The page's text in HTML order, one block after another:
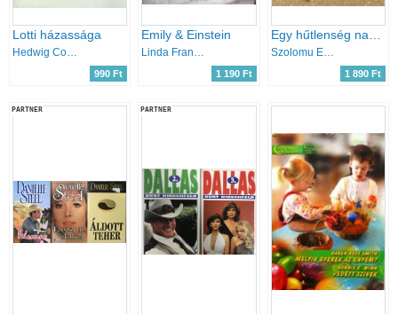
Lotti házassága
Hedwig Courths-Mahler
990 Ft
Emily & Einstein
Linda Francis Lee
1 190 Ft
Szolomu Emiliosz
1 890 Ft
PARTNER PARTNER